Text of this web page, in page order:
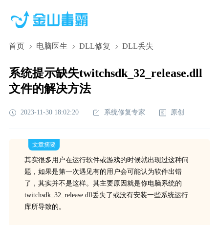
首页 电脑医生 DLL修复 DLL丢失
系统提示缺失twitchsdk_32_release.dll
文件的解决方法
2023-11-30 18:02:20 系统修复专家 原创
文章摘要
其实很多用户在运行软件或游戏的时候就出现过这种问
题，如果是第一次遇见有的用户会可能认为软件出错
了，其实并不是这样。其主要原因就是你电脑系统的
twitchsdk_32_release.dll丢失了或没有安装一些系统运行
库所导致的。